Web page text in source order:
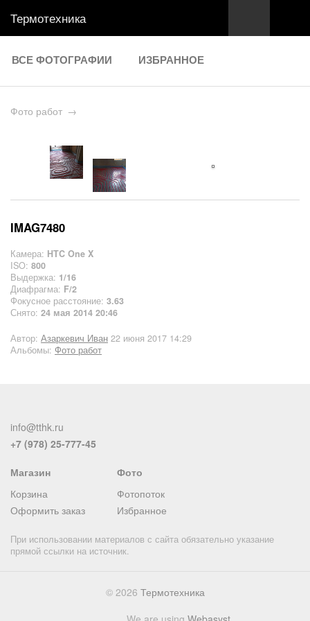
Термотехника
ВСЕ ФОТОГРАФИИ ИЗБРАННОЕ
Фото работ →
IMAG7480
Камера: HTC One X
ISO: 800
Выдержка: 1/16
Диафрагма: F/2
Фокусное расстояние: 3.63
Снято: 24 мая 2014 20:46
Автор: Азаркевич Иван 22 июня 2017 14:29
Альбомы: Фото работ
info@tthk.ru
+7 (978) 25-777-45
Магазин
Корзина
Оформить заказ
Фото
Фотопоток
Избранное
При использовании материалов с сайта обязательно указание
прямой ссылки на источник.
© 2026 Термотехника